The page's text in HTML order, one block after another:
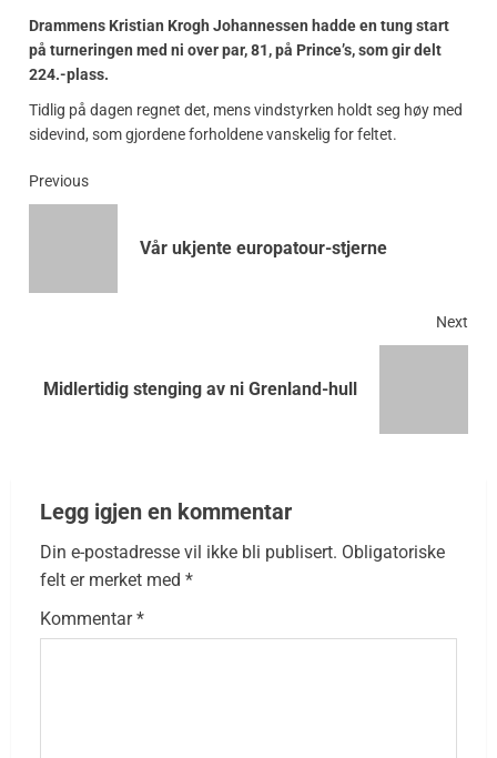
Drammens Kristian Krogh Johannessen hadde en tung start
på turneringen med ni over par, 81, på Prince’s, som gir delt
224.-plass.
Tidlig på dagen regnet det, mens vindstyrken holdt seg høy med
sidevind, som gjordene forholdene vanskelig for feltet.
Previous
Vår ukjente europatour-stjerne
Next
Midlertidig stenging av ni Grenland-hull
Legg igjen en kommentar
Din e-postadresse vil ikke bli publisert. Obligatoriske
felt er merket med *
Kommentar*